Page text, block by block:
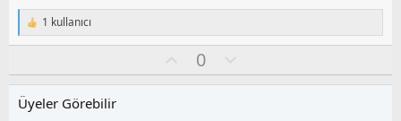
T
e
i
l
e
1 kullanıcı
y
0
l
Üyeler Görebilir